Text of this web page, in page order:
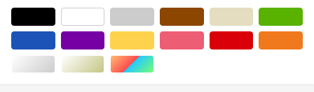
シルバー/銀色系ゴールド/金色系マルチカラー